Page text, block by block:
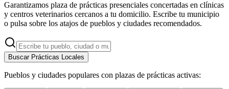
Garantizamos plaza de prácticas presenciales concertadas en clínicas
y centros veterinarios cercanos a tu domicilio. Escribe tu municipio
o pulsa sobre los atajos de pueblos y ciudades recomendados.
Buscar Prácticas Locales
Pueblos y ciudades populares con plazas de prácticas activas: